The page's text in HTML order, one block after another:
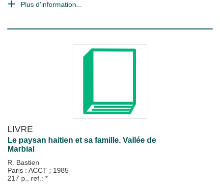
Plus d'information...
LIVRE
Le paysan haitien et sa famille. Vallée de
Marbial
R. Bastien
Paris : ACCT ; 1985
217 p., ref.: *